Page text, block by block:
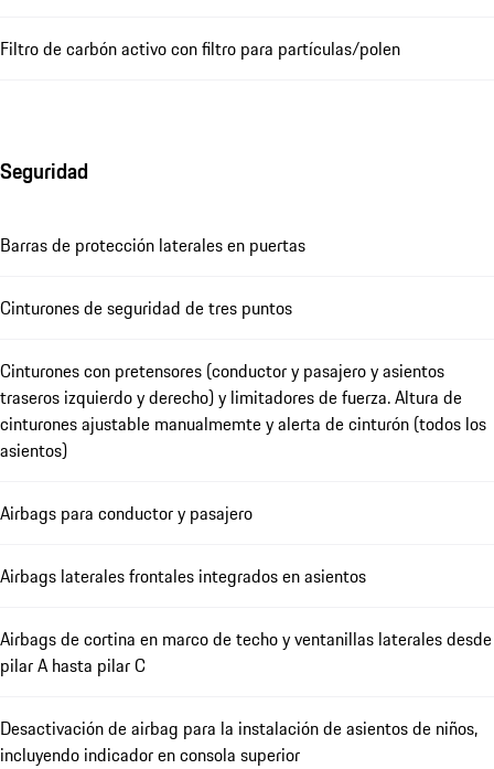
Filtro de carbón activo con filtro para partículas/polen
Seguridad
Barras de protección laterales en puertas
Cinturones de seguridad de tres puntos
Cinturones con pretensores (conductor y pasajero y asientos
traseros izquierdo y derecho) y limitadores de fuerza. Altura de
cinturones ajustable manualmemte y alerta de cinturón (todos los
asientos)
Airbags para conductor y pasajero
Airbags laterales frontales integrados en asientos
Airbags de cortina en marco de techo y ventanillas laterales desde
pilar A hasta pilar C
Desactivación de airbag para la instalación de asientos de niños,
incluyendo indicador en consola superior